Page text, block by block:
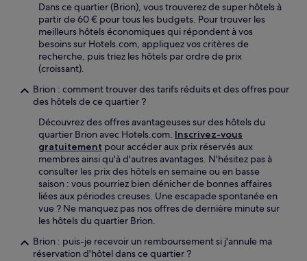
Dans ce quartier (Brion), vous trouverez de super hôtels à
partir de 60 € pour tous les budgets. Pour trouver les
meilleurs hôtels économiques qui répondent à vos
besoins sur Hotels.com, appliquez vos critères de
recherche, puis triez les hôtels par ordre de prix
(croissant).
Brion : comment trouver des tarifs réduits et des offres pour
des hôtels de ce quartier ?
Découvrez des offres avantageuses sur des hôtels du
quartier Brion avec Hotels.com. Inscrivez-vous
gratuitement pour accéder aux prix réservés aux
membres ainsi qu'à d'autres avantages. N'hésitez pas à
consulter les prix des hôtels en semaine ou en basse
saison : vous pourriez bien dénicher de bonnes affaires
liées aux périodes creuses. Une escapade spontanée en
vue ? Ne manquez pas nos offres de dernière minute sur
les hôtels du quartier Brion.
Brion : puis-je recevoir un remboursement si j'annule ma
réservation d'hôtel dans ce quartier ?